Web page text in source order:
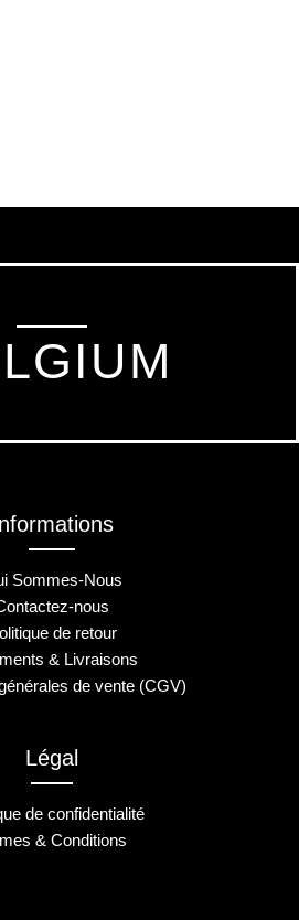
Sommes-Nous
nous
de retour
& Livraisons
de vente (CGV)
Légal
de confidentialité
& Conditions